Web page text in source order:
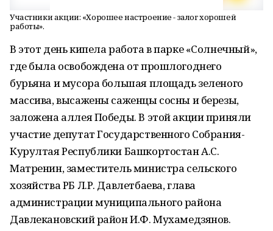
Участники акции: «Хорошее настроение - залог хорошей
работы».
В этот день кипела работа в парке «Солнечный»,
где была освобождена от прошлогоднего
бурьяна и мусора большая площадь зеленого
массива, высажены саженцы сосны и березы,
заложена аллея Победы. В этой акции приняли
участие депутат Государственного Собрания-
Курултая Республики Башкортостан А.С.
Матренин, заместитель министра сельского
хозяйства РБ Л.Р. Давлетбаева, глава
администрации муниципального района
Давлекановский район И.Ф. Мухамедзянов.